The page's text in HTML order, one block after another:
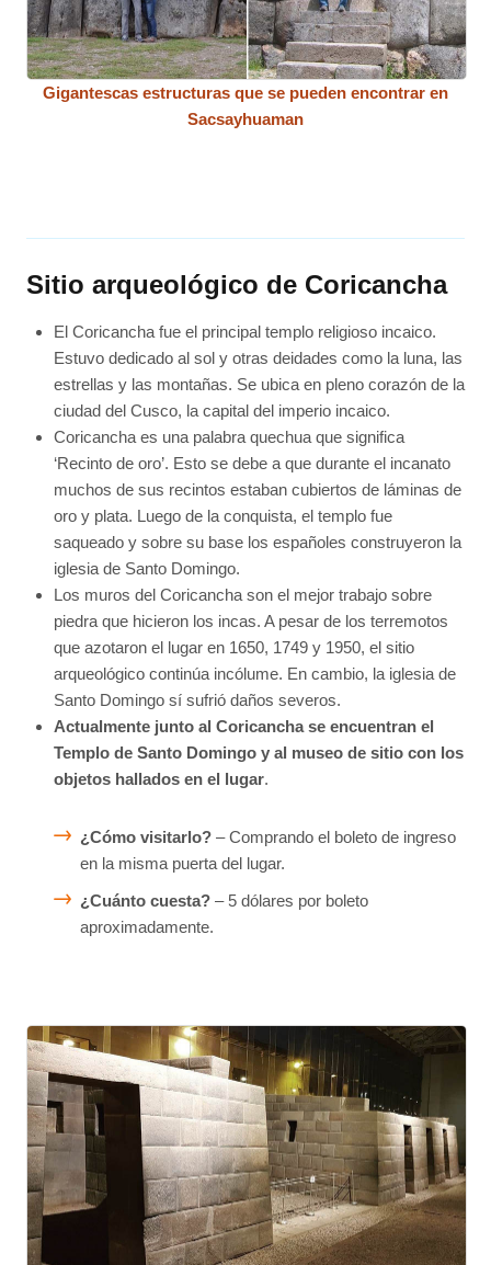
Gigantescas estructuras que se pueden encontrar en
Sacsayhuaman
Sitio arqueológico de Coricancha
El Coricancha fue el principal templo religioso incaico.
Estuvo dedicado al sol y otras deidades como la luna, las
estrellas y las montañas. Se ubica en pleno corazón de la
ciudad del Cusco, la capital del imperio incaico.
Coricancha es una palabra quechua que significa
‘Recinto de oro’. Esto se debe a que durante el incanato
muchos de sus recintos estaban cubiertos de láminas de
oro y plata. Luego de la conquista, el templo fue
saqueado y sobre su base los españoles construyeron la
iglesia de Santo Domingo.
Los muros del Coricancha son el mejor trabajo sobre
piedra que hicieron los incas. A pesar de los terremotos
que azotaron el lugar en 1650, 1749 y 1950, el sitio
arqueológico continúa incólume. En cambio, la iglesia de
Santo Domingo sí sufrió daños severos.
Actualmente junto al Coricancha se encuentran el
Templo de Santo Domingo y al museo de sitio con los
objetos hallados en el lugar.
¿Cómo visitarlo? – Comprando el boleto de ingreso
en la misma puerta del lugar.
¿Cuánto cuesta? – 5 dólares por boleto
aproximadamente.